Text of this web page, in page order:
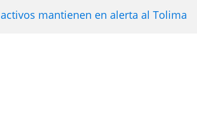
mantienen en alerta al Tolima